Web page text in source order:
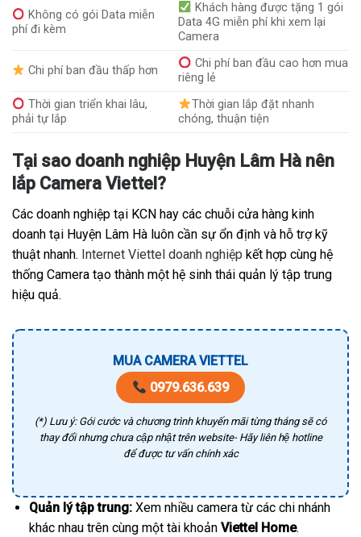
Không có gói Data miễn
phí đi kèm
Khách hàng được tặng 1 gói
Data 4G miễn phí khi xem lại
Camera
Chi phí ban đầu thấp hơn
Chi phí ban đầu cao hơn mua
riêng lẻ
Thời gian triển khai lâu,
phải tự lắp
Thời gian lắp đặt nhanh
chóng, thuận tiện
Tại sao doanh nghiệp Huyện Lâm Hà nên
lắp Camera Viettel?
Các doanh nghiệp tại KCN hay các chuỗi cửa hàng kinh
doanh tại Huyện Lâm Hà luôn cần sự ổn định và hỗ trợ kỹ
thuật nhanh. Internet Viettel doanh nghiệp kết hợp cùng hệ
thống Camera tạo thành một hệ sinh thái quản lý tập trung
hiệu quả.
MUA CAMERA VIETTEL
0979.636.639
(*) Lưu ý: Gói cước và chương trình khuyến mãi từng tháng sẽ có
thay đổi nhưng chưa cập nhật trên website- Hãy liên hệ hotline
để được tư vấn chính xác
Quản lý tập trung:Xem nhiều camera từ các chi nhánh
khác nhau trên cùng một tài khoản Viettel Home.